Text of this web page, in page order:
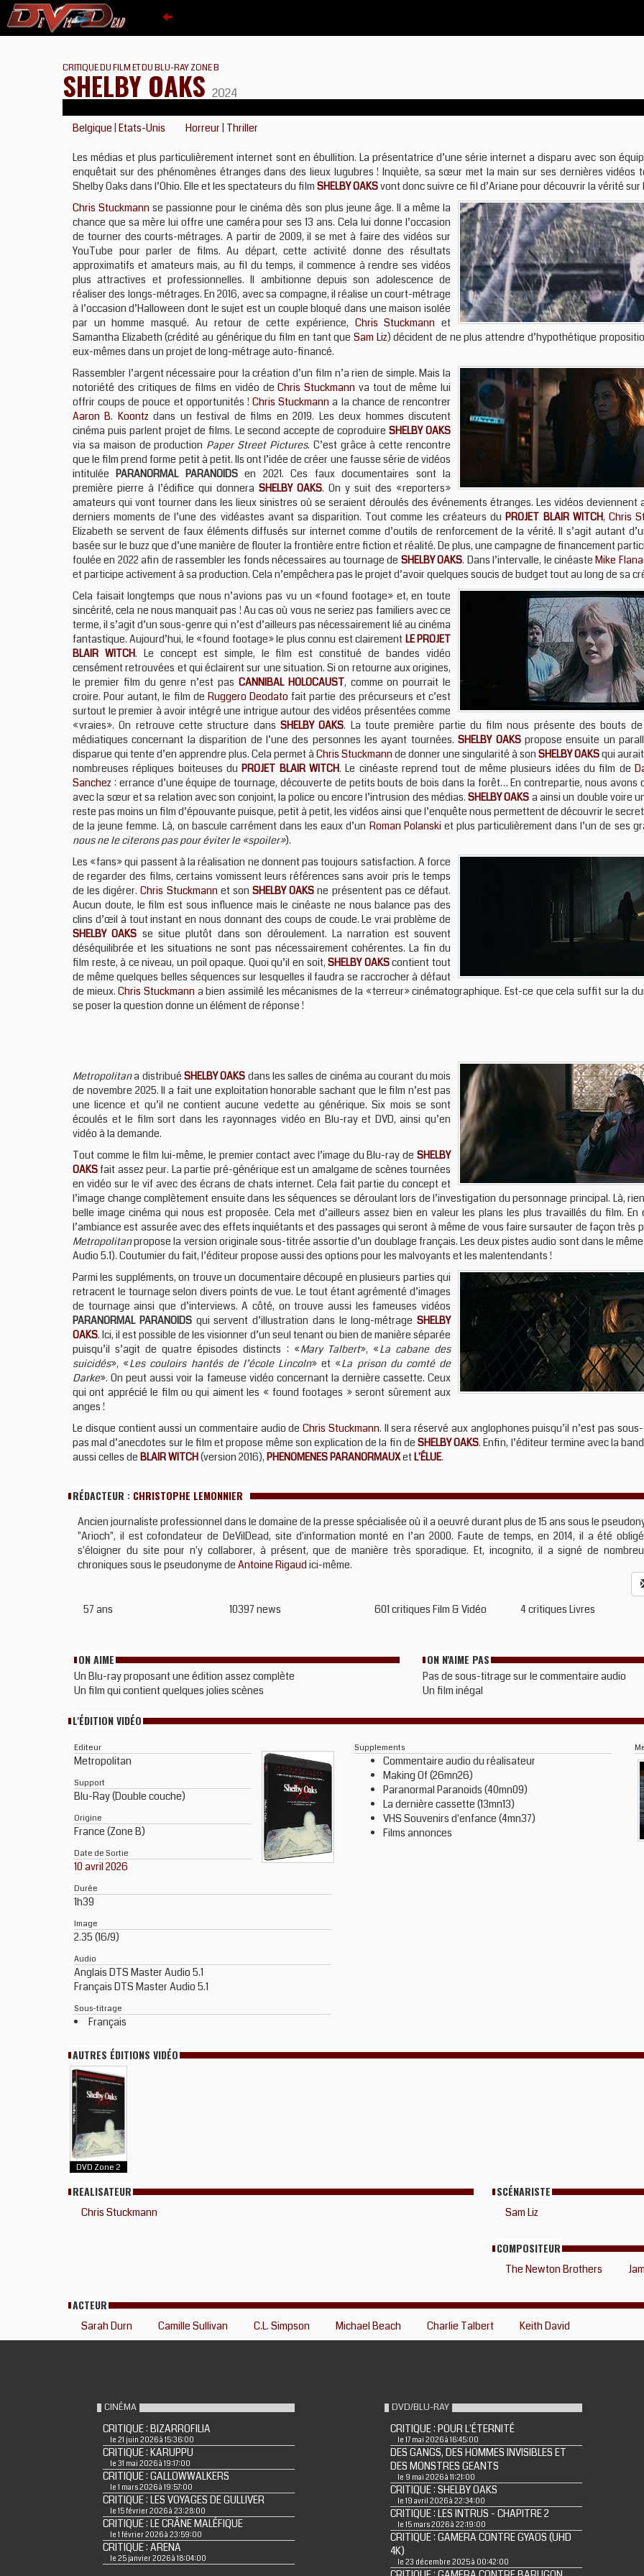
CRITIQUE DU FILM ET DU BLU-RAY ZONE B
SHELBY OAKS 2024
Belgique Etats-Unis Horreur Thriller
Les médias et plus particulièrement internet sont en ébullition. La présentatrice d’une série internet a disparu avec son
enquêtait sur des phénomènes étranges dans des lieux lugubres ! Inquiète, sa sœur met la main sur ses dernières vidéos
Shelby Oaks dans l’Ohio. Elle et les spectateurs du film SHELBY OAKSvont donc suivre ce fil d’Ariane pour découvrir la vérité
Chris Stuckmann se passionne pour le cinéma dès son plus jeune âge. Il a même la
chance que sa mère lui offre une caméra pour ses 13 ans. Cela lui donne l’occasion
de tourner des courts-métrages. A partir de 2009, il se met à faire des vidéos sur
YouTube pour parler de films. Au départ, cette activité donne des résultats
approximatifs et amateurs mais, au fil du temps, il commence à rendre ses vidéos
plus attractives et professionnelles. Il ambitionne depuis son adolescence de
réaliser des longs-métrages. En 2016, avec sa compagne, il réalise un court-métrage
à l’occasion d’Halloween dont le sujet est un couple bloqué dans une maison isolée
par un homme masqué. Au retour de cette expérience, Chris Stuckmann et
Samantha Elizabeth (crédité au générique du film en tant que Sam Liz) décident de ne plus attendre d’hypothétique
eux-mêmes dans un projet de long-métrage auto-financé.
Rassembler l’argent nécessaire pour la création d’un film n’a rien de simple. Mais la
notoriété des critiques de films en vidéo deChris Stuckmann va tout de même lui
offrir coups de pouce et opportunités !Chris Stuckmann a la chance de rencontrer
Aaron B. Koontz dans un festival de films en 2019. Les deux hommes discutent
cinéma puis parlent projet de films. Le second accepte de coproduireSHELBY OAKS
via sa maison de production Paper Street Pictures. C’est grâce à cette rencontre
que le film prend forme petit à petit. Ils ont l’idée de créer une fausse série de vidéos
intituléePARANORMAL PARANOIDSen 2021. Ces faux documentaires sont la
première pierre à l’édifice qui donnera SHELBY OAKS. On y suit des «reporters»
amateurs qui vont tourner dans les lieux sinistres où se seraient déroulés des événements étranges. Les vidéos deviennent
derniers moments de l’une des vidéastes avant sa disparition. Tout comme les créateurs duPROJET BLAIR WITCH, Chris
Elizabeth se servent de faux éléments diffusés sur internet comme d’outils de renforcement de la vérité. Il s’agit autant
basée sur le buzz que d’une manière de flouter la frontière entre fiction et réalité. De plus, une campagne de financement
foulée en 2022 afin de rassembler les fonds nécessaires au tournage de SHELBY OAKS. Dans l’intervalle, le cinéasteMike
et participe activement à sa production. Cela n’empêchera pas le projet d’avoir quelques soucis de budget tout au long de sa
Cela faisait longtemps que nous n’avions pas vu un «found footage» et, en toute
sincérité, cela ne nous manquait pas ! Au cas où vous ne seriez pas familiers avec ce
terme, il s’agit d’un sous-genre qui n’est d’ailleurs pas nécessairement lié au cinéma
fantastique. Aujourd’hui, le «found footage» le plus connu est clairement LE PROJET
BLAIR WITCH. Le concept est simple, le film est constitué de bandes vidéo
censément retrouvées et qui éclairent sur une situation. Si on retourne aux origines,
le premier film du genre n’est pas CANNIBAL HOLOCAUST, comme on pourrait le
croire. Pour autant, le film de Ruggero Deodato fait partie des précurseurs et c’est
surtout le premier à avoir intégré une intrigue autour des vidéos présentées comme
«vraies». On retrouve cette structure dans SHELBY OAKS. La toute première partie du film nous présente des bouts
médiatiques concernant la disparition de l’une des personnes les ayant tournées.SHELBY OAKSpropose ensuite un
disparue qui tente d’en apprendre plus. Cela permet à Chris Stuckmann de donner une singularité à son SHELBY OAKSqui
nombreuses répliques boiteuses duPROJET BLAIR WITCH. Le cinéaste reprend tout de même plusieurs idées du film de
Sanchez : errance d’une équipe de tournage, découverte de petits bouts de bois dans la forêt… En contrepartie, nous avons
avec la sœur et sa relation avec son conjoint, la police ou encore l’intrusion des médias.SHELBY OAKS a ainsi un double voire
reste pas moins un film d’épouvante puisque, petit à petit, les vidéos ainsi que l’enquête nous permettent de découvrir le
de la jeune femme. Là, on bascule carrément dans les eaux d’un Roman Polanskiet plus particulièrement dans l’un de ses
nous ne le citerons pas pour éviter le «spoiler»).
Les «fans» qui passent à la réalisation ne donnent pas toujours satisfaction. A force
de regarder des films, certains vomissent leurs références sans avoir pris le temps
de les digérer.Chris Stuckmann et sonSHELBY OAKS ne présentent pas ce défaut.
Aucun doute, le film est sous influence mais le cinéaste ne nous balance pas des
clins d’œil à tout instant en nous donnant des coups de coude. Le vrai problème de
SHELBY OAKS se situe plutôt dans son déroulement. La narration est souvent
déséquilibrée et les situations ne sont pas nécessairement cohérentes. La fin du
film reste, à ce niveau, un poil opaque. Quoi qu’il en soit,SHELBY OAKScontient tout
de même quelques belles séquences sur lesquelles il faudra se raccrocher à défaut
de mieux.Chris Stuckmann a bien assimilé les mécanismes de la «terreur» cinématographique. Est-ce que cela suffit sur la
se poser la question donne un élément de réponse !
Metropolitana distribué SHELBY OAKS dans les salles de cinéma au courant du mois
de novembre 2025. Il a fait une exploitation honorable sachant que le film n’est pas
une licence et qu’il ne contient aucune vedette au générique. Six mois se sont
écoulés et le film sort dans les rayonnages vidéo en Blu-ray et DVD, ainsi qu’en
vidéo à la demande.
Tout comme le film lui-même, le premier contact avec l’image du Blu-ray de SHELBY
OAKSfait assez peur. La partie pré-générique est un amalgame de scènes tournées
en vidéo sur le vif avec des écrans de chats internet. Cela fait partie du concept et
l’image change complètement ensuite dans les séquences se déroulant lors de l’investigation du personnage principal. Là,
belle image cinéma qui nous est proposée. Cela met d’ailleurs assez bien en valeur les plans les plus travaillés du film.
l’ambiance est assurée avec des effets inquiétants et des passages qui seront à même de vous faire sursauter de façon très
Metropolitanpropose la version originale sous-titrée assortie d’un doublage français. Les deux pistes audio sont dans le
Audio 5.1). Coutumier du fait, l’éditeur propose aussi des options pour les malvoyants et les malentendants !
Parmi les suppléments, on trouve un documentaire découpé en plusieurs parties qui
retracent le tournage selon divers points de vue. Le tout étant agrémenté d’images
de tournage ainsi que d’interviews. A côté, on trouve aussi les fameuses vidéos
PARANORMAL PARANOIDSqui servent d’illustration dans le long-métrage SHELBY
OAKS. Ici, il est possible de les visionner d’un seul tenant ou bien de manière séparée
puisqu’il s’agit de quatre épisodes distincts : «Mary Talbert», «La cabane des
suicidés», «Les couloirs hantés de l’école Lincoln» et «La prison du comté de
Darke». On peut aussi voir la fameuse vidéo concernant la dernière cassette. Ceux
qui ont apprécié le film ou qui aiment les « found footages » seront sûrement aux
anges !
Le disque contient aussi un commentaire audio deChris Stuckmann. Il sera réservé aux anglophones puisqu’il n’est pas
pas mal d’anecdotes sur le film et propose même son explication de la fin de SHELBY OAKS. Enfin, l’éditeur termine avec la
aussi celles de BLAIR WITCH(version 2016), PHENOMENES PARANORMAUXetL'ÉLUE.
RÉDACTEUR : CHRISTOPHE LEMONNIER
Ancien journaliste professionnel dans le domaine de la presse spécialisée où il a oeuvré durant plus de 15 ans sous le
"Arioch", il est cofondateur de DeVilDead, site d'information monté en l’an 2000. Faute de temps, en 2014, il a été
s'éloigner du site pour n'y collaborer, à présent, que de manière très sporadique. Et, incognito, il a signé de
chroniques sous le pseudonyme de Antoine Rigaud ici-même.
57 ans 10397 news 601 critiques Film & Vidéo 4 critiques Livres
ON AIME
Un Blu-ray proposant une édition assez complète
Un film qui contient quelques jolies scènes
ON N'AIME PAS
Pas de sous-titrage sur le commentaire audio
Un film inégal
L'ÉDITION VIDÉO
Editeur
Metropolitan
Support
Blu-Ray (Double couche)
Origine
France (Zone B)
Date de Sortie
10 avril 2026
Durée
1h39
Image
2.35 (16/9)
Audio
Anglais DTS Master Audio 5.1
Français DTS Master Audio 5.1
Sous-titrage
Français
Supplements
Commentaire audio du réalisateur
Making Of (26mn26)
Paranormal Paranoids (40mn09)
La dernière cassette (13mn13)
VHS Souvenirs d'enfance (4mn37)
Films annonces
AUTRES ÉDITIONS VIDÉO
DVD Zone 2
REALISATEUR
Chris Stuckmann
SCÉNARISTE
Sam Liz
COMPOSITEUR
The Newton Brothers
ACTEUR
Sarah Durn Camille Sullivan C.L. Simpson Michael Beach Charlie Talbert Keith David
CINÉMA
CRITIQUE : BIZARROFILIA
le 21 juin 2026 à 15:36:00
CRITIQUE : KARUPPU
le 31 mai 2026 à 19:17:00
CRITIQUE : GALLOWWALKERS
le 1 mars 2026 à 19:57:00
CRITIQUE : LES VOYAGES DE GULLIVER
le 15 février 2026 à 23:28:00
CRITIQUE : LE CRÂNE MALÉFIQUE
le 1 février 2026 à 23:59:00
CRITIQUE : ARENA
le 25 janvier 2026 à 18:04:00
DVD/BLU-RAY
CRITIQUE : POUR L'ÉTERNITÉ
le 17 mai 2026 à 16:45:00
DES GANGS, DES HOMMES INVISIBLES ET
DES MONSTRES GEANTS
le 9 mai 2026 à 11:21:00
CRITIQUE : SHELBY OAKS
le 19 avril 2026 à 22:34:00
CRITIQUE : LES INTRUS - CHAPITRE 2
le 15 mars 2026 à 22:19:00
CRITIQUE : GAMERA CONTRE GYAOS (UHD
4K)
le 23 décembre 2025 à 00:42:00